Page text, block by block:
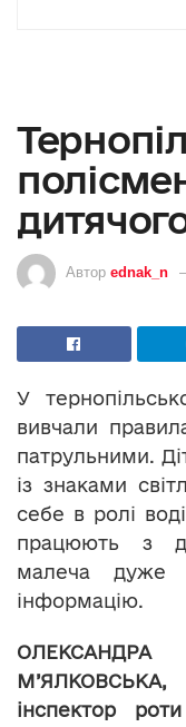
Автор ednak_n
У
вивчали
патрульними.
із знаками
себе в ролі
працюють з
малеча дуже
інформацію.
ОЛЕКСАНДРА
М’ЯЛКОВСЬКА,
інспектор роти